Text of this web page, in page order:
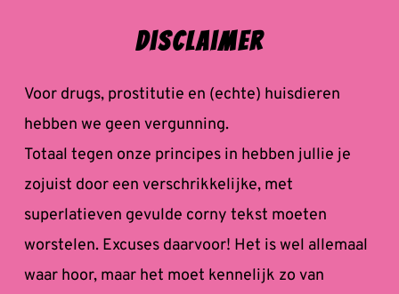
Disclaimer
Voor drugs, prostitutie en (echte) huisdieren
hebben we geen vergunning.
Totaal tegen onze principes in hebben jullie je
zojuist door een verschrikkelijke, met
superlatieven gevulde corny tekst moeten
worstelen. Excuses daarvoor! Het is wel allemaal
waar hoor, maar het moet kennelijk zo van